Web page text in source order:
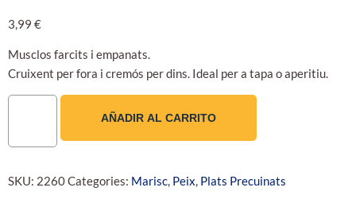
3,99 €
Musclos farcits i empanats.
Cruixent per fora i cremós per dins. Ideal per a tapa o aperitiu.
AÑADIR AL CARRITO
SKU: 2260Categories: Marisc, Peix, Plats Precuinats